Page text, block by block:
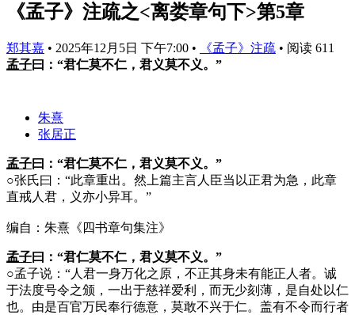
《孟子》注疏之<离娄章句下>第5章
郑其嘉 • 2025年12月5日 下午7:00 • 《孟子》注疏 • 阅读 611
孟子曰：“君仁莫不仁，君义莫不义。”
朱熹
张居正
孟子曰：“君仁莫不仁，君义莫不义。”
○张氏曰：“此章重出。然上篇主言人臣当以正君为急，此章
直戒人君，义亦小异耳。”
编自：朱熹《四书章句集注》
孟子曰：“君仁莫不仁，君义莫不义。”
○孟子说：“人君一身万化之原，不正其身未有能正人者。诚
于法度号令之颁，一出于慈祥爱利，而无少刻薄，是自处以仁
也。由是百官万民奉行德意，莫敢不兴于仁。盖有不令而行者